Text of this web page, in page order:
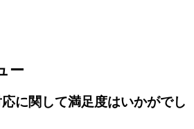
ー
に関して満足度はいかがでし